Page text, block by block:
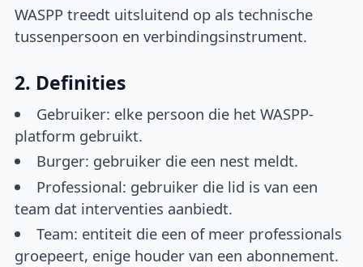
WASPP treedt uitsluitend op als technische
tussenpersoon en verbindingsinstrument.
2. Definities
Gebruiker: elke persoon die het WASPP-
platform gebruikt.
Burger: gebruiker die een nest meldt.
Professional: gebruiker die lid is van een
team dat interventies aanbiedt.
Team: entiteit die een of meer professionals
groepeert, enige houder van een abonnement.